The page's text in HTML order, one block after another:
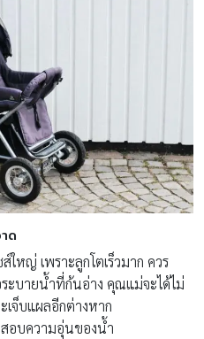
ด
หญ่ เพราะลูกโตเร็วมาก ควร
ะบายน้ำที่ก้นอ่าง คุณแม่จะได้ไม่
จ็บแผลอีกต่างหาก
อบความอุ่นของน้ำ